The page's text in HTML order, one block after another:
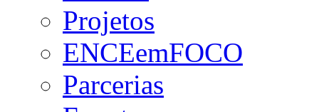
Projetos
ENCEemFOCO
Parcerias